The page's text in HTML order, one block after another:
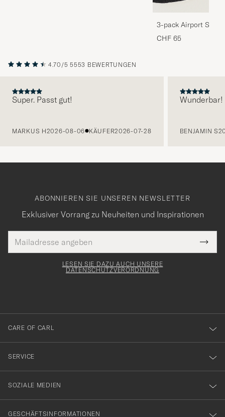
3-pack Airport
Melange
CHF 65
4.70/5 5553 BEWERTUNGEN
Super. Passt gut!
MARKUS H2026-08-06 KÄUFER2026-07-28
Wunderbar!
BENJAMIN S
ABONNIEREN SIE UNSEREN NEWSLETTER
Exklusiver Vorrang zu Neuheiten und Inspirationen
Mail
Adresse
Tack
för
dig
till
vårt
nyhetsbrev!
LESEN SIE DAZU AUCH UNSERE
DATENSCHUTZVERORDNUNG
CARE OF CARL
SERVICE
SOZIALE MEDIEN
GESCHÄFTSINFORMATIONEN